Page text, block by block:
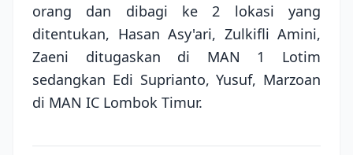
orang dan dibagi ke 2 lokasi yang
ditentukan, Hasan Asy'ari, Zulkifli Amini,
Zaeni ditugaskan di MAN 1 Lotim
sedangkan Edi Suprianto, Yusuf, Marzoan
di MAN IC Lombok Timur.